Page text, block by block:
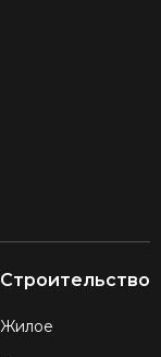
Строительство
Жилое